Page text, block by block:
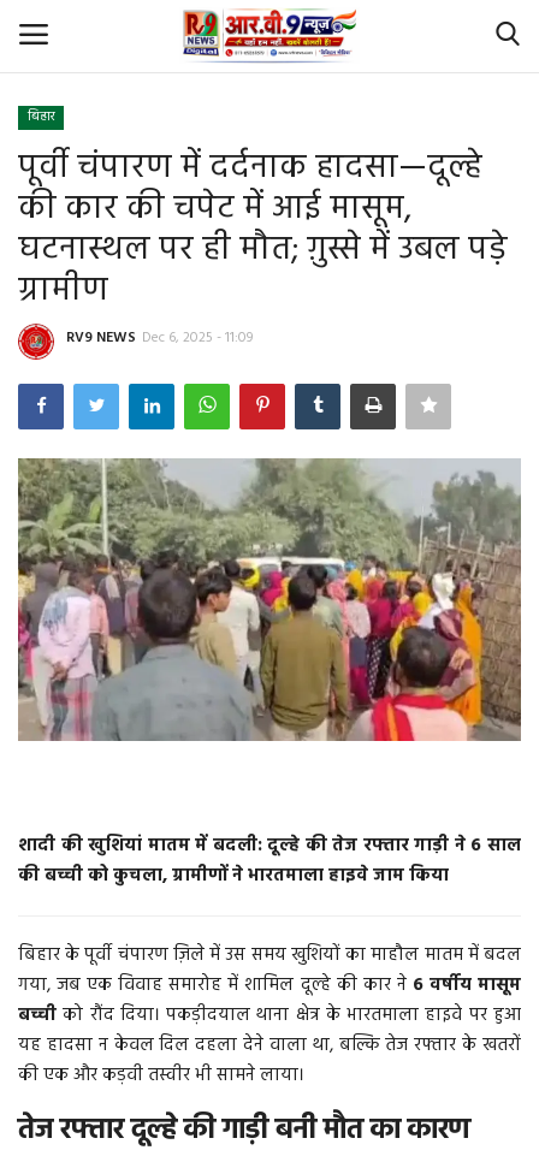
Home
Id Card Verification
About Us
Contact
YouTube
राष्‍ट्रीय
वीडियो
गैलरी
अंतरराष्ट्रीय
मौसम समाचार
दिल्ली
उत्तर प्रदेश
व्यापार/रोजगार
महाराष्ट्र
More
बिहार
पूर्वी चंपारण में दर्दनाक हादसा—दूल्हे
की कार की चपेट में आई मासूम,
घटनास्थल पर ही मौत; ग़ुस्से में उबल पड़े
ग्रामीण
RV9 NEWS Dec 6, 2025 - 11:09
शादी की खुशियां मातम में बदली: दूल्हे की तेज रफ्तार गाड़ी ने 6 साल
की बच्ची को कुचला, ग्रामीणों ने भारतमाला हाइवे जाम किया
बिहार के पूर्वी चंपारण ज़िले में उस समय खुशियों का माहौल मातम में बदल
गया, जब एक विवाह समारोह में शामिल दूल्हे की कार ने 6 वर्षीय मासूम
बच्ची को रौंद दिया। पकड़ीदयाल थाना क्षेत्र के भारतमाला हाइवे पर हुआ
यह हादसा न केवल दिल दहला देने वाला था, बल्कि तेज रफ्तार के खतरों
की एक और कड़वी तस्वीर भी सामने लाया।
तेज रफ्तार दूल्हे की गाड़ी बनी मौत का कारण